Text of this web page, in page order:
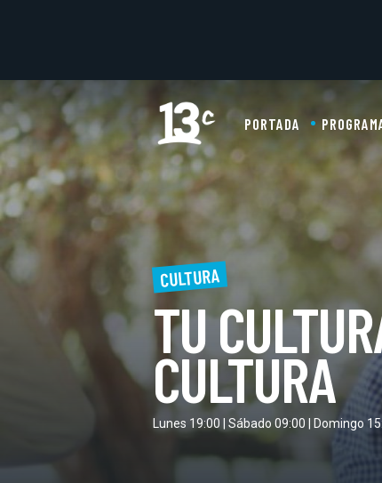
PORTADA
CULTURA
TU
CULTURA
Lunes 19:00 | Sábado 09:00 | Domingo